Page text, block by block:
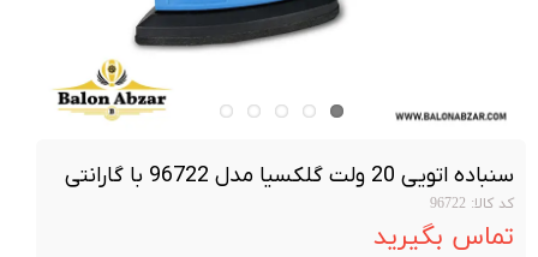
سنباده اتویی 20 ولت گلکسیا مدل 96722 با گارانتی
کد کالا: 96722
تماس بگیرید